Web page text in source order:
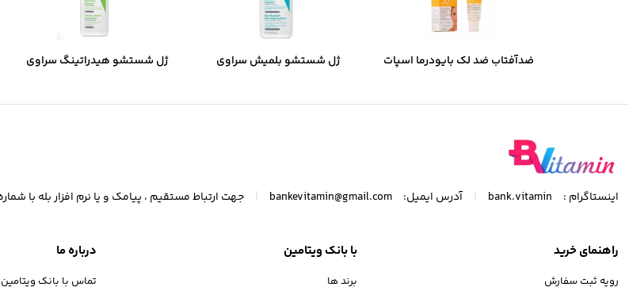
ضدآفتاب ضد لک بایودرما اسپات
ژل شستشو بلمیش سراوی
ژل شستشو هیدراتینگ سراوی
اینستاگرام : bank.vitamin آدرس ایمیل: bankevitamin@gmail.com جهت ارتباط مستقیم ، پیامک و یا نرم افزار بله با شماره 09906853009 در ارتباط باشید (واتسآپ
راهنمای خرید
رویه ثبت سفارش
با بانک ویتامین
برند ها
درباره ما
تماس با بانک ویتامین